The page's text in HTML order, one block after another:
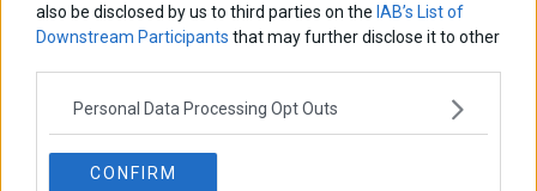
also be disclosed by us to third parties on the IAB’s List of
Downstream Participants that may further disclose it to other
Personal Data Processing Opt Outs
CONFIRM
ΑΡΘΡΟΓΡΑΦΟΙ
Ελευθερία Κούρταλη
Εύη Φραγκάκη